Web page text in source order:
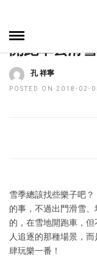
開跑車去滑
孔 祥寧
POSTED ON 2018-02-
雪季總該找些樂子吧
的事，不過出門滑雪
的，在雪地開跑車，
人追逐的那種場景，
肆玩樂一番！